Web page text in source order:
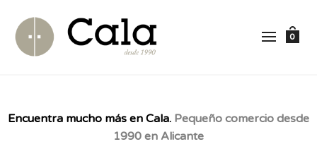
0
Encuentra mucho más en Cala. Pequeño comercio desde
1990 en Alicante